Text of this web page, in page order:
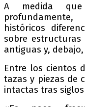
A medida
históricos
sobre estructuras
antiguas y,
Entre los cientos
tazas y piezas de
intactas tras